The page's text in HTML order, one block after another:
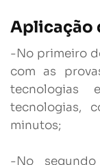
Aplicação
-No primeiro
com as
tecnologias
tecnologias,
minutos;
-No